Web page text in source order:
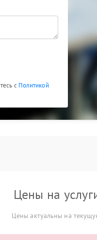
с Политикой
Цены на
Цены актуальны на